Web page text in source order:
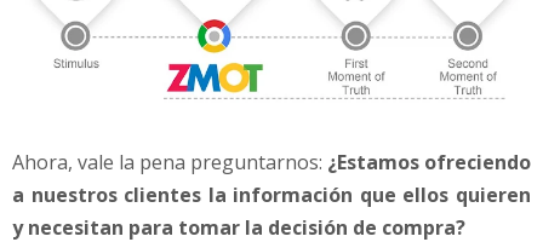
Ahora, vale la pena preguntarnos: ¿Estamos ofreciendo
a nuestros clientes la información que ellos quieren
y necesitan para tomar la decisión de compra?